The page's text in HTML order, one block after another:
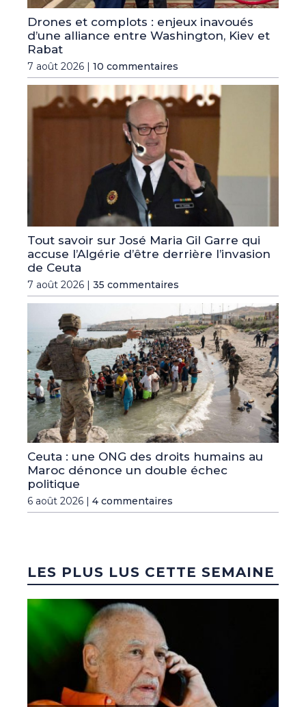
Drones et complots : enjeux inavoués
d’une alliance entre Washington, Kiev et
Rabat
7 août 2026 | 10 commentaires
Tout savoir sur José Maria Gil Garre qui
accuse l’Algérie d’être derrière l’invasion
de Ceuta
7 août 2026 | 35 commentaires
Ceuta : une ONG des droits humains au
Maroc dénonce un double échec
politique
6 août 2026 | 4 commentaires
LES PLUS LUS CETTE SEMAINE